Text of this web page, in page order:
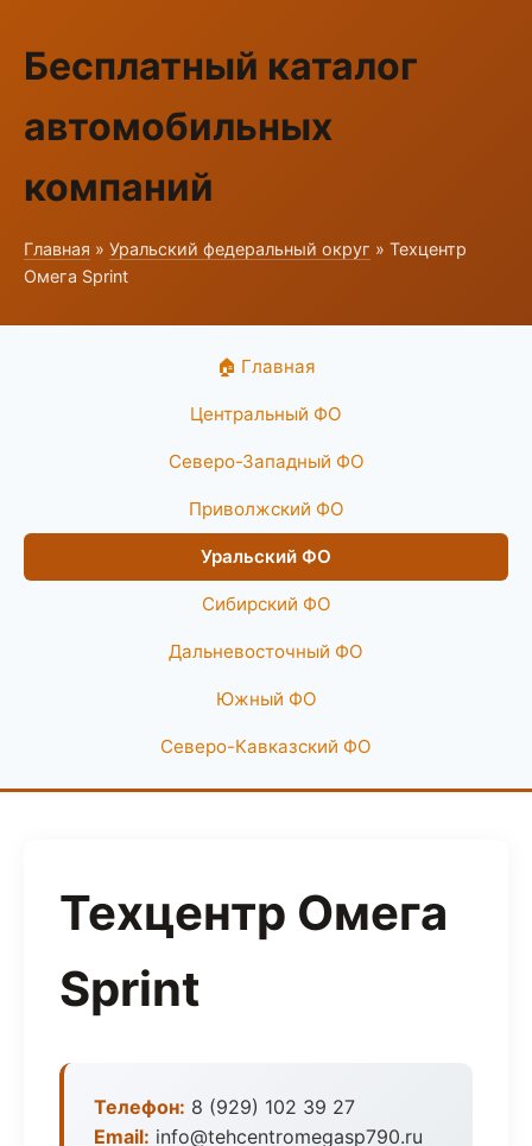
Бесплатный каталог
автомобильных
компаний
Главная » Уральский федеральный округ » Техцентр
Омега Sprint
🏠 Главная
Центральный ФО
Северо-Западный ФО
Приволжский ФО
Уральский ФО
Сибирский ФО
Дальневосточный ФО
Южный ФО
Северо-Кавказский ФО
Техцентр Омега
Sprint
Телефон: 8 (929) 102 39 27
Email: info@tehcentromegasp790.ru